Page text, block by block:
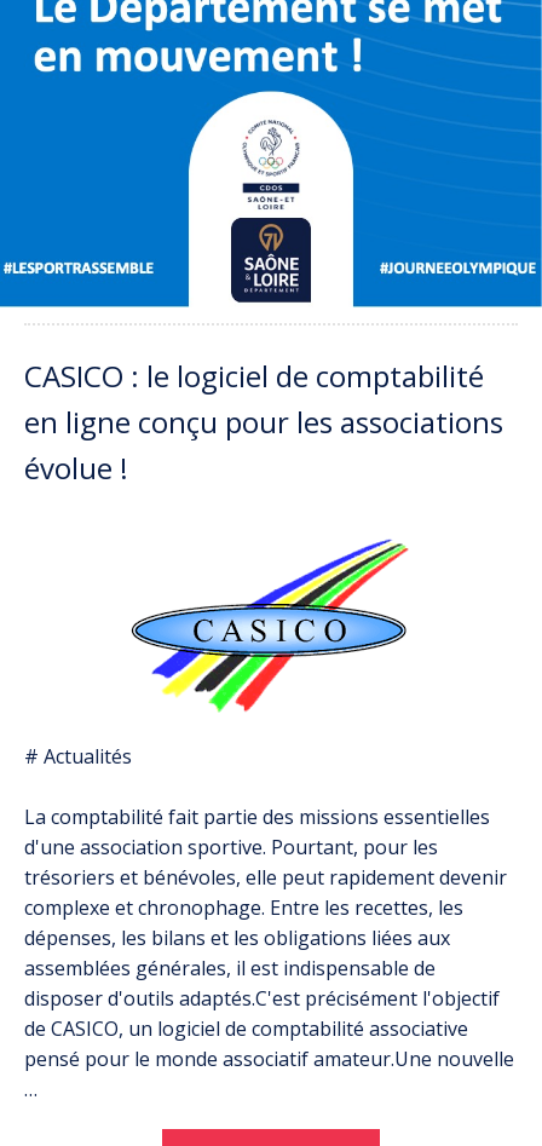
CASICO : le logiciel de comptabilité
en ligne conçu pour les associations
évolue !
# Actualités
La comptabilité fait partie des missions essentielles
d'une association sportive. Pourtant, pour les
trésoriers et bénévoles, elle peut rapidement devenir
complexe et chronophage. Entre les recettes, les
dépenses, les bilans et les obligations liées aux
assemblées générales, il est indispensable de
disposer d'outils adaptés.C'est précisément l'objectif
de CASICO, un logiciel de comptabilité associative
pensé pour le monde associatif amateur.Une nouvelle
…